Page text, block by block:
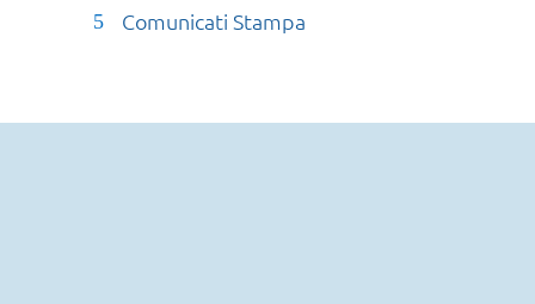
Comunicati Stampa